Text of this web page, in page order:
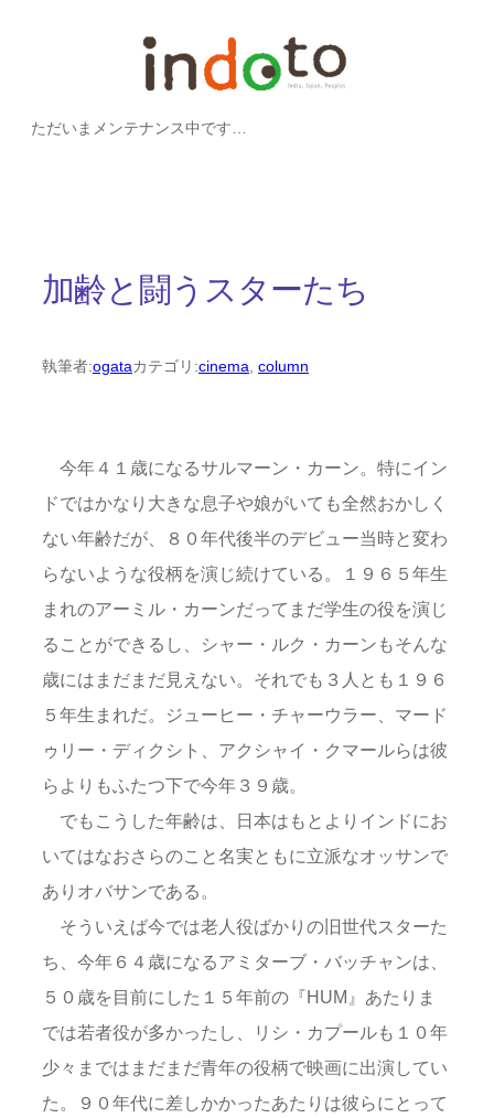
ただいまメンテナンス中です…
加齢と闘うスターたち
執筆者:ogataカテゴリ:cinema column
今年４１歳になるサルマーン・カーン。特にイン
ドではかなり大きな息子や娘がいても全然おかしく
ない年齢だが、８０年代後半のデビュー当時と変わ
らないような役柄を演じ続けている。１９６５年生
まれのアーミル・カーンだってまだ学生の役を演じ
ることができるし、シャー・ルク・カーンもそんな
歳にはまだまだ見えない。それでも３人とも１９６
５年生まれだ。ジューヒー・チャーウラー、マード
ゥリー・ディクシト、アクシャイ・クマールらは彼
らよりもふたつ下で今年３９歳。
でもこうした年齢は、日本はもとよりインドにお
いてはなおさらのこと名実ともに立派なオッサンで
ありオバサンである。
そういえば今では老人役ばかりの旧世代スターた
ち、今年６４歳になるアミターブ・バッチャンは、
５０歳を目前にした１５年前の『HUM』あたりま
では若者役が多かったし、リシ・カプールも１０年
少々まではまだまだ青年の役柄で映画に出演してい
た。９０年代に差しかかったあたりは彼らにとって